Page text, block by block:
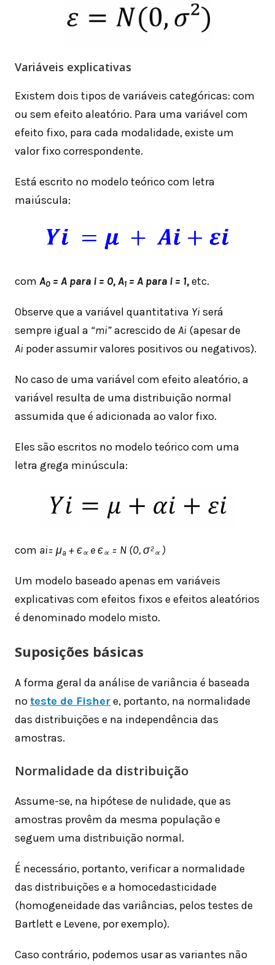
Variáveis ​​explicativas
Existem dois tipos de variáveis ​​categóricas: com
ou sem efeito aleatório. Para uma variável com
efeito fixo, para cada modalidade, existe um
valor fixo correspondente.
Está escrito no modelo teórico com letra
maiúscula:
com A0 = A para i = 0, A1 = A para i = 1,etc.
Observe que a variável quantitativa Yiserá
sempre igual a “mi”acrescido de Ai (apesar de
Ai poder assumir valores positivos ou negativos).
No caso de uma variável com efeito aleatório, a
variável resulta de uma distribuição normal
assumida que é adicionada ao valor fixo.
Eles são escritos no modelo teórico com uma
letra grega minúscula:
com ai= μa + є∝ e є∝ = N (0, σ²∝ )
Um modelo baseado apenas em variáveis ​​
explicativas com efeitos fixos e efeitos aleatórios
é denominado modelo misto.
Suposições básicas
A forma geral da análise de variância é baseada
noteste de Fishere, portanto, na normalidade
das distribuições e na independência das
amostras.
Normalidade da distribuição
Assume-se, na hipótese de nulidade, que as
amostras provêm da mesma população e
seguem uma distribuição normal.
É necessário, portanto, verificar a normalidade
das distribuições e a homocedasticidade
(homogeneidade das variâncias, pelos testes de
Bartlett e Levene, por exemplo).
Caso contrário, podemos usar as variantes não